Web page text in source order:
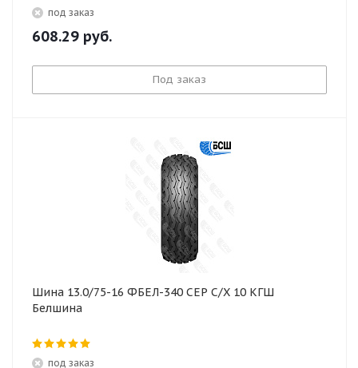
под заказ
608.29 руб.
Под заказ
Шина 13.0/75-16 ФБЕЛ-340 СЕР С/Х 10 КГШ
Белшина
под заказ